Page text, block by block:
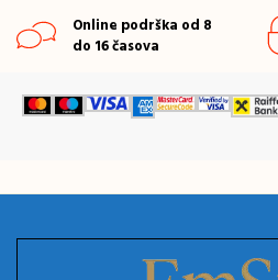
Online podrška od 8
do 16 časova